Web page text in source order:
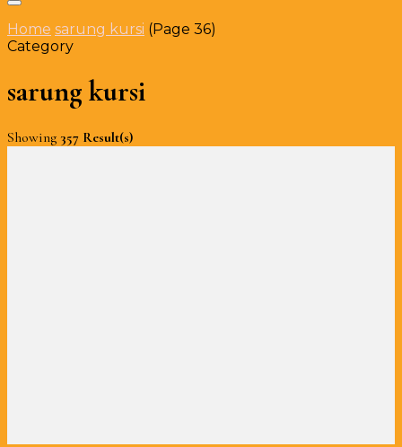
Home sarung kursi (Page 36)
Category
sarung kursi
Showing 357 Result(s)